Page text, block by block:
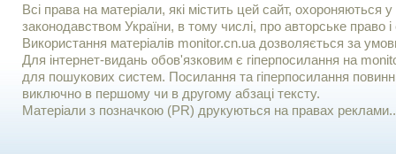
Всі права на матеріали, які містить цей сайт, охороняються у
законодавством України, в тому числі, про авторське право і
Використання матерiалiв monitor.cn.ua дозволяється за
Для iнтернет-видань обов'язковим є гiперпосилання на
для пошукових систем. Посилання та гіперпосилання
виключно в першому чи в другому абзаці тексту.
Матеріали з позначкою (PR) друкуються на правах реклами..